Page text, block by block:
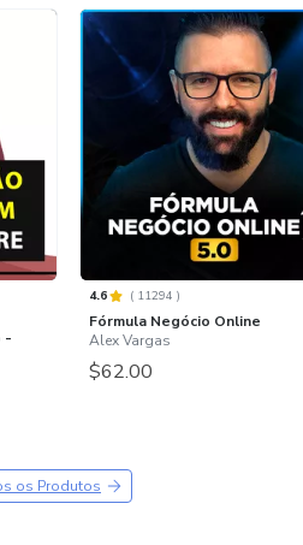
-
4.6 ( 11294 )
Fórmula Negócio Online
Alex Vargas
$62.00
os Produtos